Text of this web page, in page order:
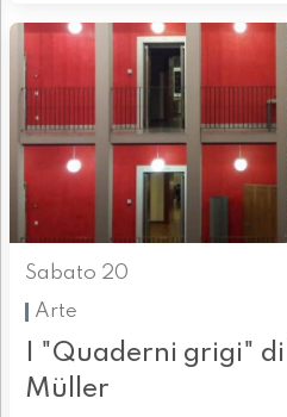
Sabato 20
Arte
I "Quaderni grigi"
Müller